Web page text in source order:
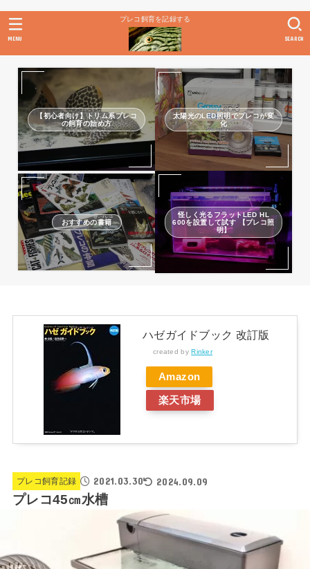
プレコ飼育を記録する
SEARCH
MENU
【初心者向け】トリム系プレコ
の飼育の始め方
太陽光のLED照明でプレコが変
化
おすすめの書籍
怪しく光るフラットLED HL
600を設置して試す 【プレコ照
明】
ハゼガイドブック 改訂版
created byRinker
Amazon
楽天市場
プレコ飼育記録 2021.03.30 2024.09.09
プレコ45㎝水槽